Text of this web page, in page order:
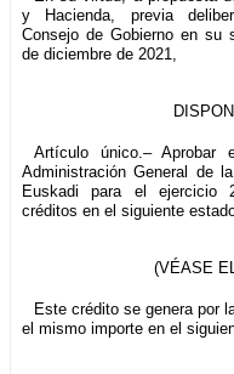
y Hacienda, previa
Consejo de Gobierno en su
de diciembre de 2021,
Artículo único.–
Administración General de
Euskadi para el ejercicio
créditos en el siguiente
(VÉASE
Este crédito se genera por
el mismo importe en el